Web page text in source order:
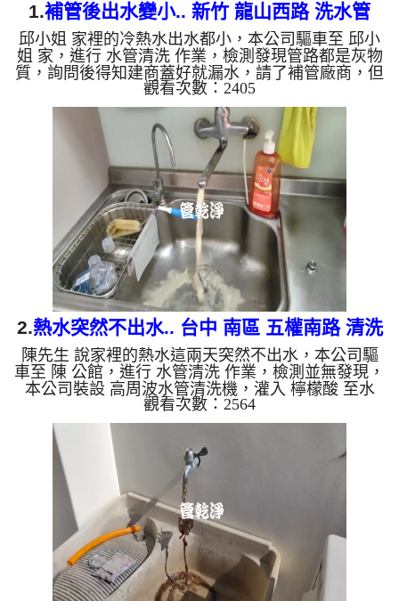
1.補管後出水變小.. 新竹 龍山西路 洗水管
邱小姐 家裡的冷熱水出水都小，本公司驅車至 邱小
姐 家，進行 水管清洗 作業，檢測發現管路都是灰物
質，詢問後得知建商蓋好就漏水，請了補管廠商，但
是出水就變小，本公司裝設 高周波水管清洗機，灌
入 檸檬酸 至水管，等了約15分，開啟 水管清洗機 ，
啟動 螺旋波 模式，抱著碰運氣的心情，過程堵住了
數次，最後洗通了。 如是自來水，如水管老化，會
產生鐵鏽跟泥沙堆積，洗出來的水就會是咖啡色，地
下水含有氧化錳，管壁上會結成黑色管垢，洗出來的
水會跟石油一樣黑，有些洗出綠色的水，是因為裡面
有銅的物...
觀看次數：2405
2.熱水突然不出水.. 台中 南區 五權南路 清洗
水管
陳先生 說家裡的熱水這兩天突然不出水，本公司驅
車至 陳 公館，進行 水管清洗 作業，檢測並無發現，
本公司裝設 高周波水管清洗機，灌入 檸檬酸 至水
管，等了約15分，開啟 水管清洗機 ，啟動 螺旋波 模
式，剛開始流出黃色髒水，顏色越來越深，變成棕
色，源源不絕，兩個多小時後，熱水出水量恢復正常
了。 如是自來水，如水管老化，會產生鐵鏽跟泥沙
堆積，洗出來的水就會是咖啡色，地下水含有氧化
錳，管壁上會結成黑色管垢，洗出來的水會跟石油一
樣黑，有些洗出綠色的水，是因為裡面有銅的物質，
生鏽產生銅綠...
觀看次數：2564